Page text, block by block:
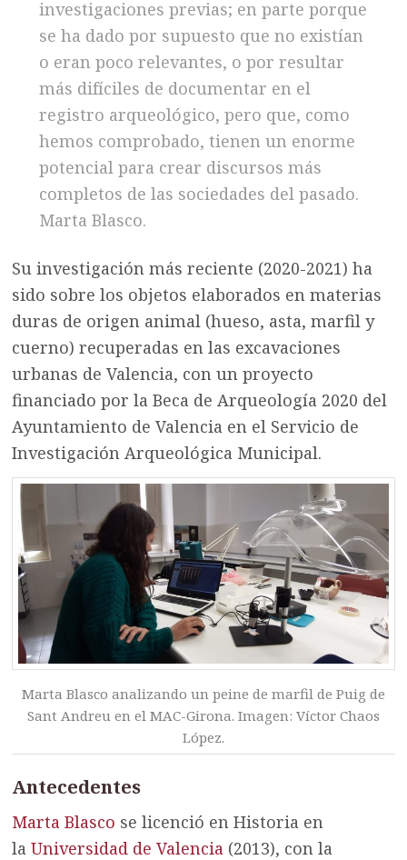
investigaciones previas; en parte porque
se ha dado por supuesto que no existían
o eran poco relevantes, o por resultar
más difíciles de documentar en el
registro arqueológico, pero que, como
hemos comprobado, tienen un enorme
potencial para crear discursos más
completos de las sociedades del pasado.
Marta Blasco.
Su investigación más reciente (2020-2021) ha
sido sobre los objetos elaborados en materias
duras de origen animal (hueso, asta, marfil y
cuerno) recuperadas en las excavaciones
urbanas de Valencia, con un proyecto
financiado por la Beca de Arqueología 2020 del
Ayuntamiento de Valencia en el Servicio de
Investigación Arqueológica Municipal.
Marta Blasco analizando un peine de marfil de Puig de
Sant Andreu en el MAC-Girona. Imagen: Víctor Chaos
López.
Antecedentes
Marta Blasco se licenció en Historia en
laUniversidad de Valencia (2013), con la